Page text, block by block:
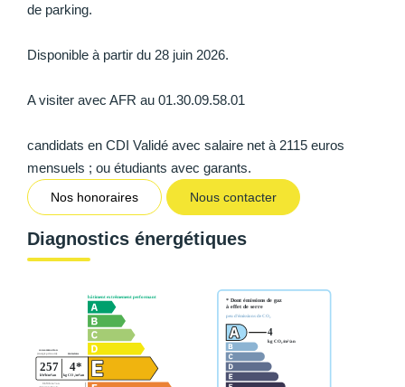
de parking.
Disponible à partir du 28 juin 2026.
A visiter avec AFR au 01.30.09.58.01
candidats en CDI Validé avec salaire net à 2115 euros
mensuels ; ou étudiants avec garants.
Nos honoraires Nous contacter
Diagnostics énergétiques